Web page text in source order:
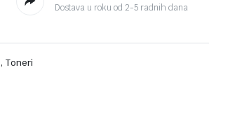
Dostava u roku od 2-5 radnih dana
, Toneri